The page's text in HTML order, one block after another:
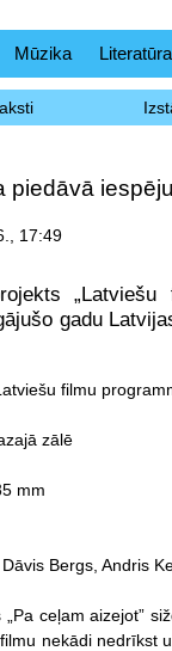
Mūzika Literatūra
17:49
gadu
filmu
zālē
mm
Bergs, Andris
ceļam aizejot”
nekādi nedrīkst